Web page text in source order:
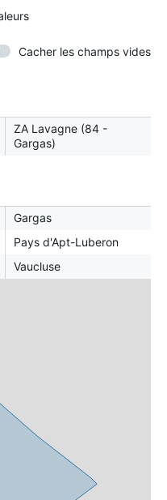
Cacher les champs vides
ZA Lavagne (84 -
Gargas)
Gargas
Pays d'Apt-Luberon
Vaucluse